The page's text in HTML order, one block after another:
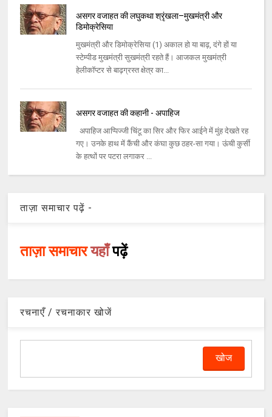
असगर वजाहत की लघुकथा श्रृंखला–मुखमंत्री और
डिमोक्रेसिया
मुखमंत्री और डिमोक्रेसिया (1) अकाल हो या बाढ़, दंगे हों या
स्टेम्पीड मुखमंत्री सुखमंत्री रहते हैं। आजकल मुखमंत्री
हेलीकॉप्टर से बाढ़ग्रस्त क्षेत्र का...
असगर वजाहत की कहानी - अपाहिज
अपाहिज आप्पिज्जी चिंटू का सिर और फिर आईने में मुंह देखते रह
गए। उनके हाथ में कैंची और कंघा कुछ ठहर-सा गया। ऊंची कुर्सी
के हत्थों पर पटरा लगाकर ...
ताज़ा समाचार पढ़ें -
ताज़ा समाचारयहाँपढ़ें
रचनाएँ / रचनाकार खोजें